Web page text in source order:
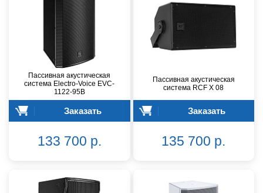
Пассивная акустическая
система Electro-Voice EVC-
1122-95B
Заказать
133 700 р.
Пассивная акустическая
система RCF X 08
Заказать
135 700 р.